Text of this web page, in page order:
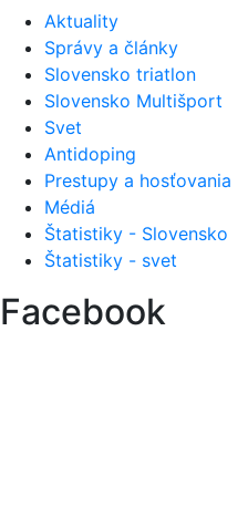
Aktuality
Správy a články
Slovensko triatlon
Slovensko Multišport
Svet
Antidoping
Prestupy a hosťovania
Médiá
Štatistiky - Slovensko
Štatistiky - svet
Facebook